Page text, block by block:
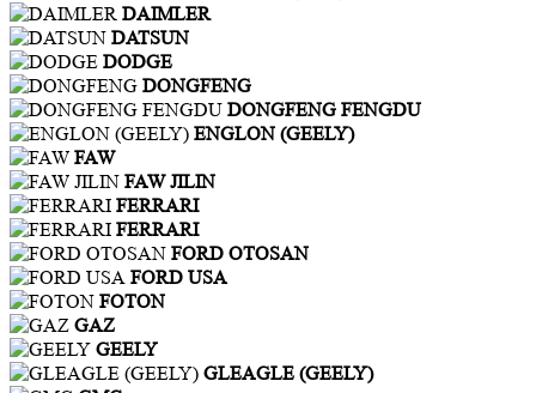
DAIMLER
DATSUN
DODGE
DONGFENG
DONGFENG FENGDU
ENGLON (GEELY)
FAW
FAW JILIN
FERRARI
FERRARI
FORD OTOSAN
FORD USA
FOTON
GAZ
GEELY
GLEAGLE (GEELY)